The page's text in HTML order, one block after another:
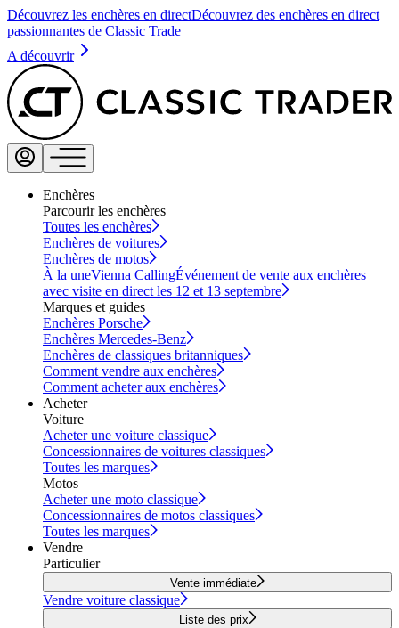
Découvrez les enchères en directDécouvrez des enchères en direct
passionnantes de Classic Trade
A découvrir
Enchères
Parcourir les enchères
Toutes les enchères
Enchères de voitures
Enchères de motos
À la uneVienna CallingÉvénement de vente aux enchères
avec visite en direct les 12 et 13 septembre
Marques et guides
Enchères Porsche
Enchères Mercedes-Benz
Enchères de classiques britanniques
Comment vendre aux enchères
Comment acheter aux enchères
Acheter
Voiture
Acheter une voiture classique
Concessionnaires de voitures classiques
Toutes les marques
Motos
Acheter une moto classique
Concessionnaires de motos classiques
Toutes les marques
Vendre
Particulier
Vente immédiate
Vendre voiture classique
Liste des prix